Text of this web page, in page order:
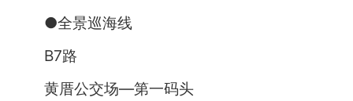
●全景巡海线
B7路
黄厝公交场—第一码头